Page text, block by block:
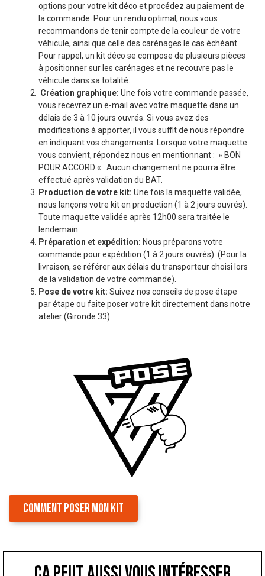
options pour votre kit déco et procédez au paiement de
la commande. Pour un rendu optimal, nous vous
recommandons de tenir compte de la couleur de votre
véhicule, ainsi que celle des carénages le cas échéant.
Pour rappel, un kit déco se compose de plusieurs pièces
à positionner sur les carénages et ne recouvre pas le
véhicule dans sa totalité.
Création graphique: Une fois votre commande passée,
vous recevrez un e-mail avec votre maquette dans un
délais de 3 à 10 jours ouvrés. Si vous avez des
modifications à apporter, il vous suffit de nous répondre
en indiquant vos changements. Lorsque votre maquette
vous convient, répondez nous en mentionnant : » BON
POUR ACCORD « . Aucun changement ne pourra être
effectué après validation du BAT.
Production de votre kit: Une fois la maquette validée,
nous lançons votre kit en production (1 à 2 jours ouvrés).
Toute maquette validée après 12h00 sera traitée le
lendemain.
Préparation et expédition: Nous préparons votre
commande pour expédition (1 à 2 jours ouvrés). (Pour la
livraison, se référer aux délais du transporteur choisi lors
de la validation de votre commande).
Pose de votre kit: Suivez nos conseils de pose étape
par étape ou faite poser votre kit directement dans notre
atelier (Gironde 33).
COMMENT POSER MON KIT